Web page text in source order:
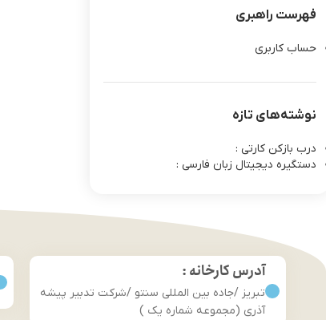
فهرست راهبری
حساب کاربری
نوشته‌های تازه
درب بازکن کارتی :
دستگیره دیجیتال زبان فارسی :
آدرس کارخانه :
تبریز /جاده بین المللی سنتو /شرکت تدبیر پیشه
آذری (مجموعه شماره یک )